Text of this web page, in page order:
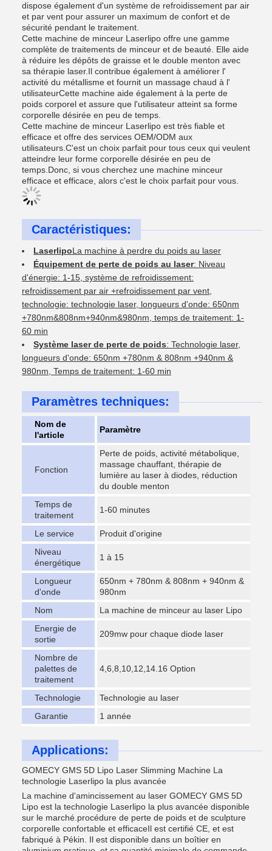
dispose également d'un système de refroidissement par air
et par vent pour assurer un maximum de confort et de
sécurité pendant le traitement.
Cette machine de minceur Laserlipo offre une gamme
complète de traitements de minceur et de beauté. Elle aide
à réduire les dépôts de graisse et le double menton avec
sa thérapie laser.Il contribue également à améliorer l'
activité du métallisme et fournit un massage chaud à l'
utilisateurCette machine aide également à la perte de
poids corporel et assure que l'utilisateur atteint sa forme
corporelle désirée en peu de temps.
Cette machine de minceur Laserlipo est très fiable et
efficace et offre des services OEM/ODM aux
utilisateurs.C'est un choix parfait pour tous ceux qui veulent
atteindre leur forme corporelle désirée en peu de
temps.Donc, si vous cherchez une machine minceur
efficace et efficace, alors c'est le choix parfait pour vous.
Caractéristiques:
LaserlipoLa machine à perdre du poids au laser
Équipement de perte de poids au laser: Niveau
d'énergie: 1-15, système de refroidissement:
refroidissement par air +refroidissement par vent,
technologie: technologie laser, longueurs d'onde: 650nm
+780nm&808nm+940nm&980nm, temps de traitement: 1-
60 min
Système laser de perte de poids: Technologie laser,
longueurs d'onde: 650nm +780nm & 808nm +940nm &
980nm, Temps de traitement: 1-60 min
Paramètres techniques:
Nom de
l'article
Paramètre
Fonction
Perte de poids, activité métabolique,
massage chauffant, thérapie de
lumière au laser à diodes, réduction
du double menton
Temps de
traitement
1-60 minutes
Le service
Produit d'origine
Niveau
énergétique
1 à 15
Longueur
d'onde
650nm + 780nm & 808nm + 940nm &
980nm
Nom
La machine de minceur au laser Lipo
Energie de
sortie
209mw pour chaque diode laser
Nombre de
palettes de
traitement
4,6,8,10,12,14.16 Option
Technologie
Technologie au laser
Garantie
1 année
Applications:
GOMECY GMS 5D Lipo Laser Slimming Machine La
technologie Laserlipo la plus avancée
La machine d'amincissement au laser GOMECY GMS 5D
Lipo est la technologie Laserlipo la plus avancée disponible
sur le marché.procédure de perte de poids et de sculpture
corporelle confortable et efficaceIl est certifié CE, et est
fabriqué à Pékin. Il est disponible dans un boîtier en